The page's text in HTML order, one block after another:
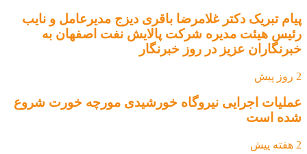
پیام تبریک دکتر غلامرضا باقری دیزج مدیرعامل و نایب
رئیس هیئت مدیره شرکت پالایش نفت اصفهان به
خبرنگاران عزیز در روز خبرنگار
2 روز پیش
عملیات اجرایی نیروگاه خورشیدی مورچه خورت شروع
شده است
2 هفته پیش